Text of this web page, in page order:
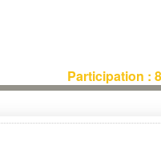
Participation :